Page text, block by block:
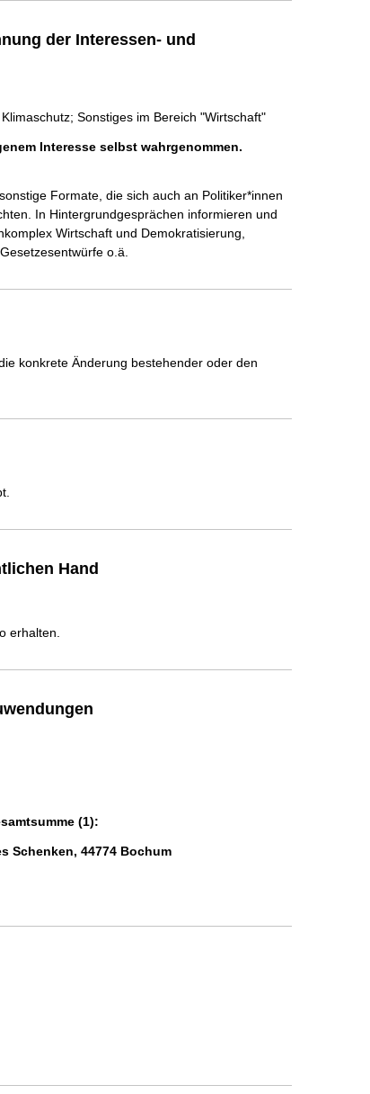
der Interessen- und
Sonstiges im Bereich "Wirtschaft"
Interesse selbst wahrgenommen.
Formate, die sich auch an Politiker*innen
In Hintergrundgesprächen informieren und
Wirtschaft und Demokratisierung,
o.ä.
konkrete Änderung bestehender oder den
Hand
erhalten.
(1):
Schenken, 44774 Bochum